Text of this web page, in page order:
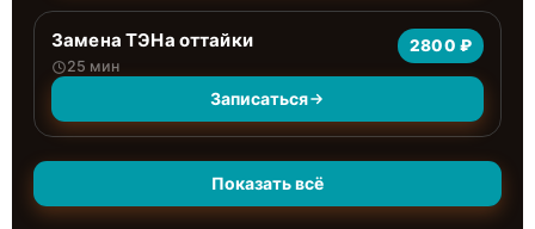
Замена ТЭНа оттайки
25 мин
2800 ₽
Записаться
Показать всё